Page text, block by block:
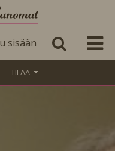
sisään
TILAA